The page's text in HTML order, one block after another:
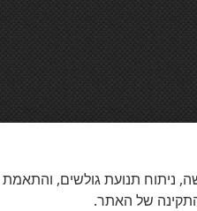
ניתוח תנועת גולשים,
התקינה של האתר.